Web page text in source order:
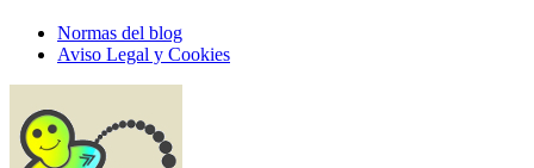
Normas del blog
Aviso Legal y Cookies